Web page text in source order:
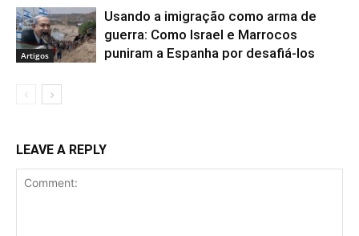
Artigos
Usando a imigração como arma de
guerra: Como Israel e Marrocos
puniram a Espanha por desafiá-los
LEAVE A REPLY